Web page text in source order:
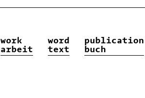
work
arbeit
word
text
publication
buch